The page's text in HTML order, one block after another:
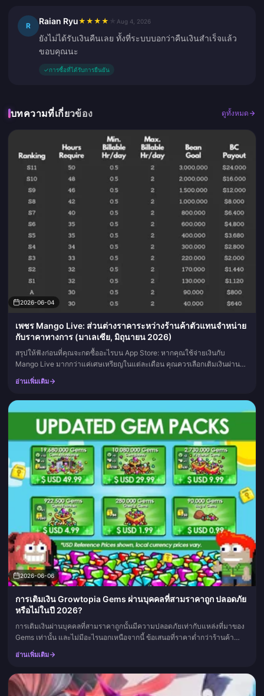
R Raian Ryu★ ★ ★ ★ Aug 4, 2026
ยังไม่ได้รับเงินคืนเลย ทั้งที่ระบบบอกว่าคืนเงินสำเร็จแล้ว
ขอบคุณนะ
✓การซื้อที่ได้รับการยืนยัน
บทความที่เกี่ยวข้อง ดูทั้งหมด
2026-06-04
เพชร Mango Live: ส่วนต่างราคาระหว่างร้านค้าตัวแทนจำหน่าย
กับราคาทางการ (มาเลเซีย, มิถุนายน 2026)
สรุปให้ฟังก่อนที่คุณจะกดซื้ออะไรบน App Store: หากคุณใช้จ่ายเงินกับ
Mango Live มากกว่าแค่เศษเหรียญในแต่ละเดือน คุณควรเลือกเติมเงินผ่าน
ร้านค้าตัวแทนจำหน่ายที่ได้รับการยืนยันแล้ว
อ่านเพิ่มเติม
2026-06-06
การเติมเงิน Growtopia Gems ผ่านบุคคลที่สามราคาถูก ปลอดภัย
หรือไม่ในปี 2026?
การเติมเงินผ่านบุคคลที่สามราคาถูกนั้นมีความปลอดภัยเท่ากับแหล่งที่มาของ
Gems เท่านั้น และไม่มีอะไรนอกเหนือจากนี้ ข้อเสนอที่ราคาต่ำกว่าร้านค้า
อย่างเป็นทางการอย่างมาก มักจะใช้ Gems ที่ได้มาจากการชำระเ...
อ่านเพิ่มเติม